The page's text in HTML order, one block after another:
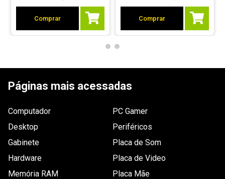
Comprar Comprar
Páginas mais acessadas
Computador
Desktop
Gabinete
Hardware
Memória RAM
PC Gamer
Periféricos
Placa de Som
Placa de Video
Placa Mãe